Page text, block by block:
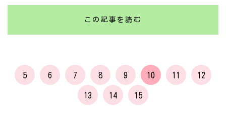
この記事を読む
5 6 7 8 9 10 11 12
13 14 15